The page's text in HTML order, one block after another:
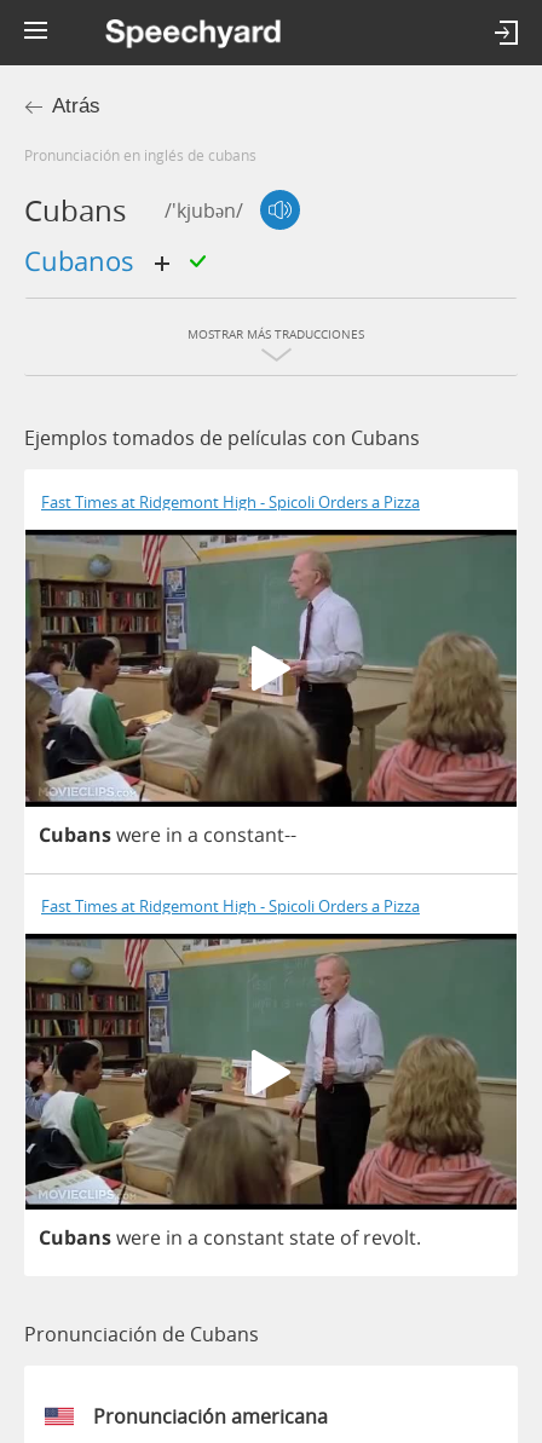
Atrás
Pronunciación en inglés de cubans
Cubans /'kjubən/
cubanos
MOSTRAR MÁS TRADUCCIONES
Ejemplos tomados de películas con Cubans
Fast Times at Ridgemont High - Spicoli Orders a Pizza
Cubanswere in a constant--
Fast Times at Ridgemont High - Spicoli Orders a Pizza
Cubanswere in a constant state of revolt.
Pronunciación de Cubans
Pronunciación americana